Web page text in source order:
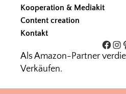
Kooperation & Mediakit
Content creation
Kontakt
Als Amazon-Partner
Verkäufen.